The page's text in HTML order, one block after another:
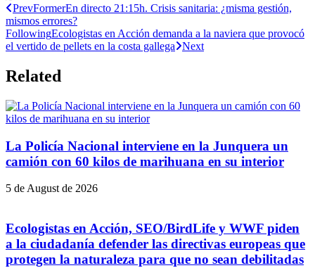
PrevFormerEn directo 21:15h. Crisis sanitaria: ¿misma gestión,
mismos errores?
FollowingEcologistas en Acción demanda a la naviera que provocó
el vertido de pellets en la costa gallega
Next
Related
La Policía Nacional interviene en la Junquera un
camión con 60 kilos de marihuana en su interior
5 de August de 2026
Ecologistas en Acción, SEO/BirdLife y WWF piden
a la ciudadanía defender las directivas europeas que
protegen la naturaleza para que no sean debilitadas